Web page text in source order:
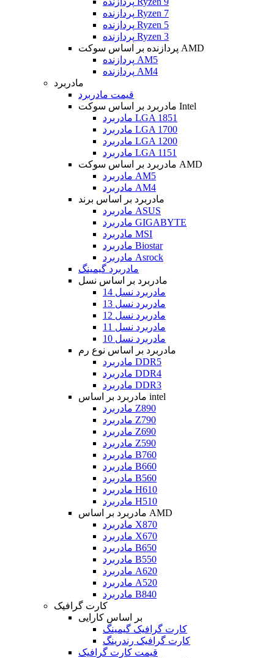
پردازنده Ryzen 7
پردازنده Ryzen 5
پردازنده Ryzen 3
پردازنده بر اساس سوکت AMD
پردازنده AM5
پردازنده AM4
مادربرد
قیمت مادربرد
مادربرد بر اساس سوکت Intel
مادربرد LGA 1851
مادربرد LGA 1700
مادربرد LGA 1200
مادربرد LGA 1151
مادربرد بر اساس سوکت AMD
مادربرد AM5
مادربرد AM4
مادربرد بر اساس برند
مادربرد ASUS
مادربرد GIGABYTE
مادربرد MSI
مادربرد Biostar
مادربرد Asrock
مادربرد گیمینگ
مادربرد بر اساس نسل
مادربرد نسل 14
مادربرد نسل 13
مادربرد نسل 12
مادربرد نسل 11
مادربرد نسل 10
مادربرد بر اساس نوع رم
مادربرد DDR5
مادربرد DDR4
مادربرد DDR3
مادربرد بر اساس intel
مادربرد Z890
مادربرد Z790
مادربرد Z690
مادربرد Z590
مادربرد B760
مادربرد B660
مادربرد B560
مادربرد H610
مادربرد H510
مادربرد بر اساس AMD
مادربرد X870
مادربرد X670
مادربرد B650
مادربرد B550
مادربرد A620
مادربرد A520
مادربرد B840
کارت گرافیک
بر اساس کارایی
کارت گرافیک گیمینگ
کارت گرافیک رندرینگ
قیمت کارت گرافیک